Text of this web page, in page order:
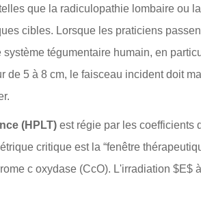
que la radiculopathie lombaire ou
cibles. Lorsque les praticiens
système tégumentaire humain, en
de 5 à 8 cm, le faisceau incident doit
(HPLT) est régie par les coefficients
critique est la “fenêtre
c oxydase (CcO). L'irradiation